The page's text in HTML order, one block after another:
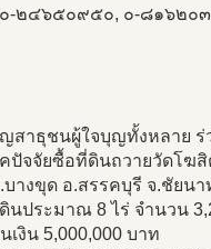
๐-๒๔๖๕๐๙๕๐, ๐-๘๑๖๒๐
สาธุชนผู้ใจบุญทั้งหลาย
ปัจจัยซื้อที่ดินถวายวัดโฆ
บางขุด อ.สรรคบุรี จ.ชัยนา
นประมาณ 8 ไร่ จำนวน
เงิน 5,000,000 บาท